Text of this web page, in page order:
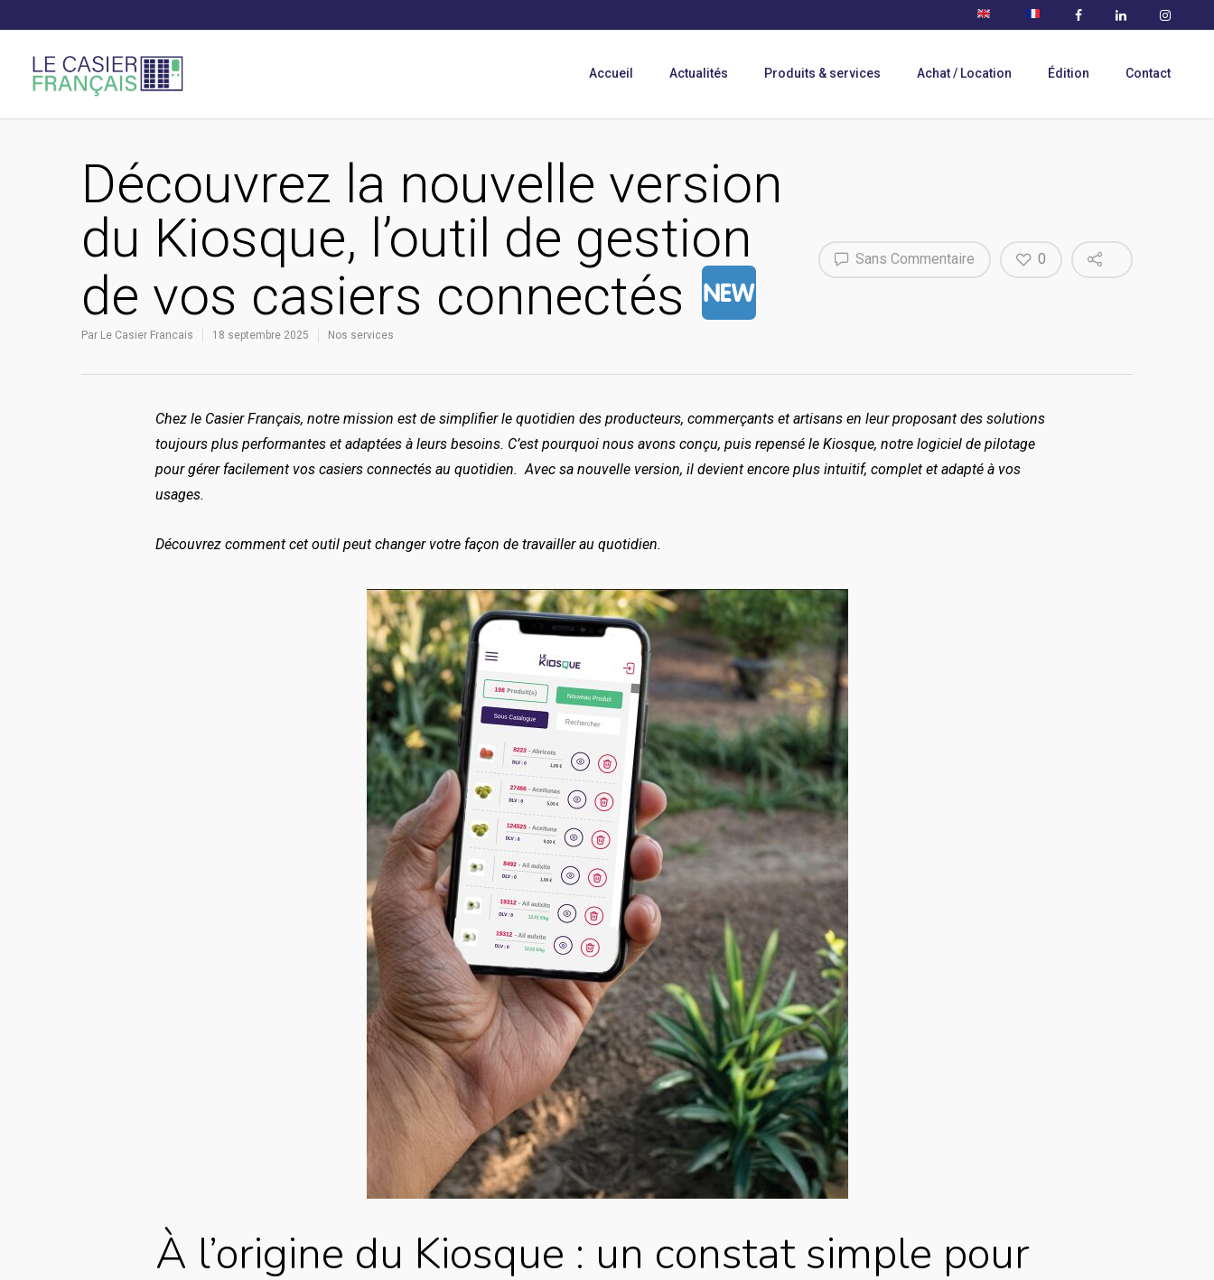
Accueil Actualités Produits & services Achat / Location Édition Contact
Découvrez la nouvelle version
du Kiosque, l’outil de gestion
de vos casiers connectés
Par Le Casier Francais 18 septembre 2025 Nos services
Sans Commentaire 0
Chez le Casier Français, notre mission est de simplifier le quotidien des producteurs, commerçants et artisans en leur proposant des solutions
toujours plus performantes et adaptées à leurs besoins. C’est pourquoi nous avons conçu, puis repensé le Kiosque, notre logiciel de pilotage
pour gérer facilement vos casiers connectés au quotidien. Avec sa nouvelle version, il devient encore plus intuitif, complet et adapté à vos
usages.
Découvrez comment cet outil peut changer votre façon de travailler au quotidien.
À l’origine du Kiosque : un constat simple pour